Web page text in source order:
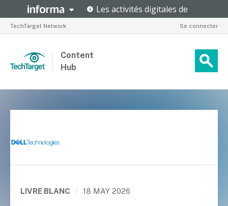
TechTarget Network Se connecter
Content
Hub
LIVRE BLANC 18 MAY 2026